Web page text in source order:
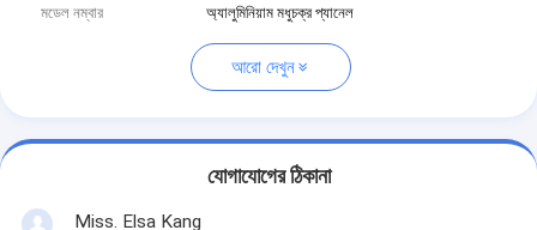
মডেল নম্বার
অ্যালুমিনিয়াম মধুচক্র প্যানেল
আরো দেখুন
যোগাযোগের ঠিকানা
Miss. Elsa Kang